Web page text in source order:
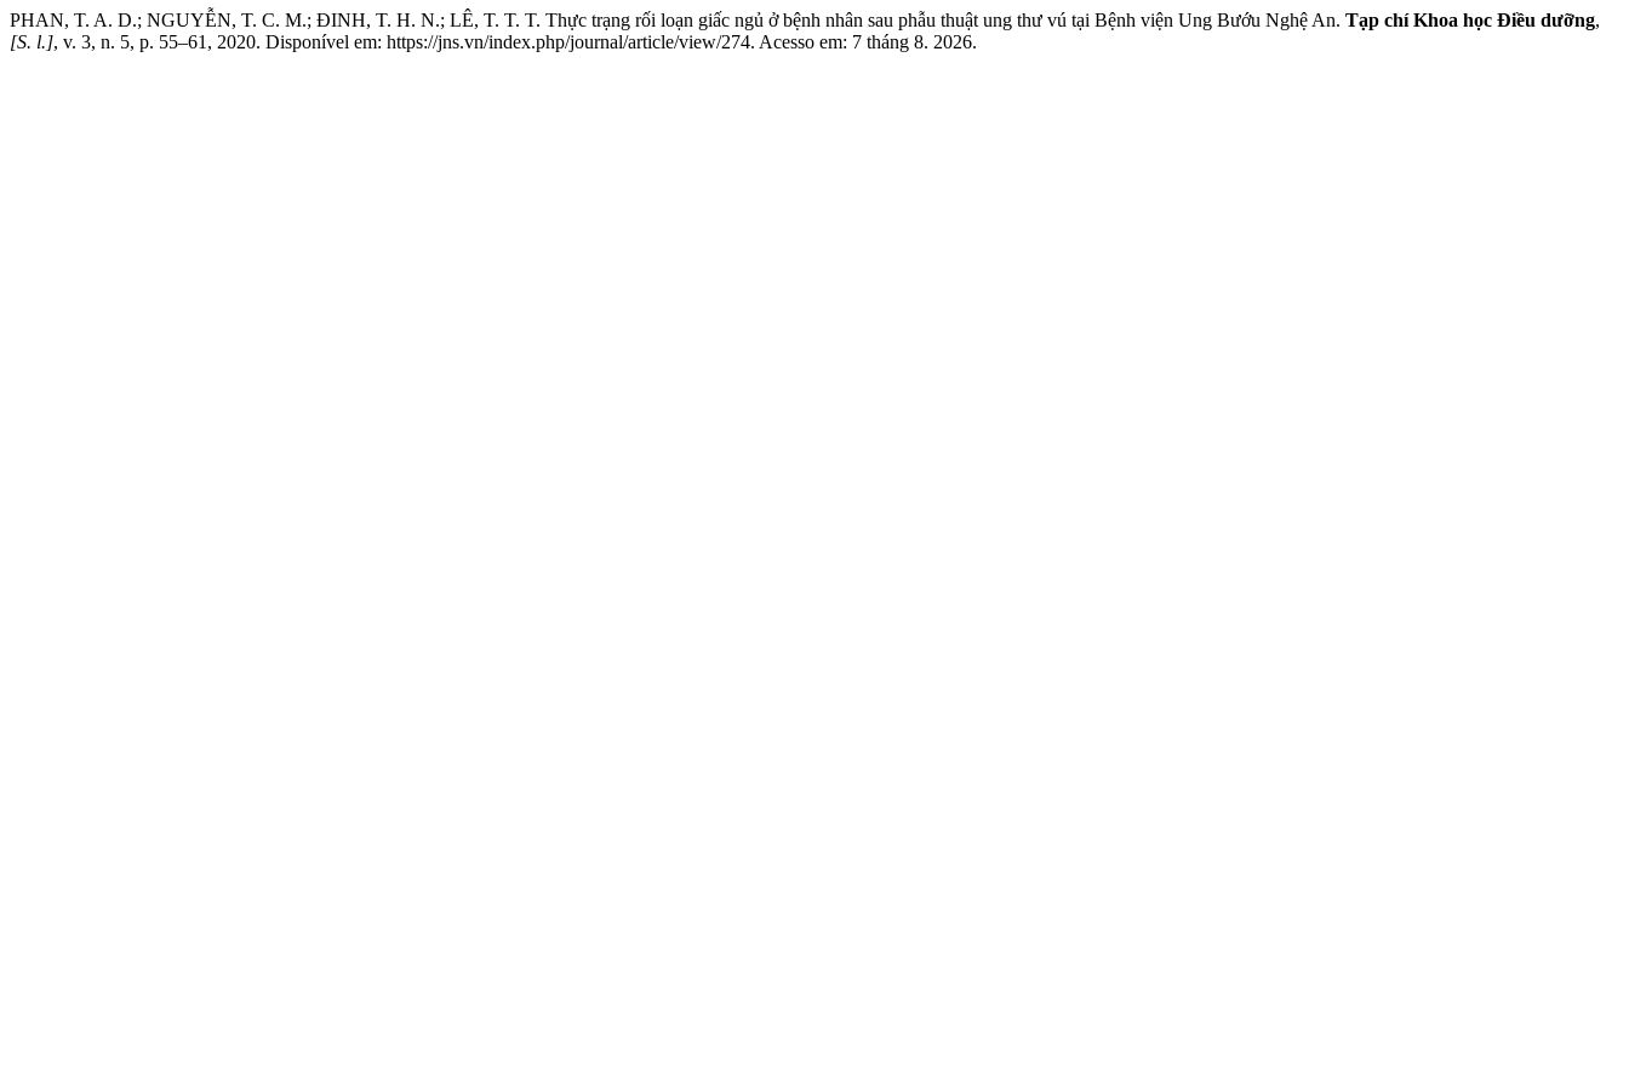
PHAN, T. A. D.; NGUYỄN, T. C. M.; ĐINH, T. H. N.; LÊ, T. T. T. Thực trạng rối loạn giấc ngủ ở bệnh nhân sau phẫu thuật ung thư vú tại Bệnh viện Ung Bướu Nghệ An. Tạp chí Khoa học Điều dưỡng,
[S. l.], v. 3, n. 5, p. 55–61, 2020. Disponível em: https://jns.vn/index.php/journal/article/view/274. Acesso em: 7 tháng 8. 2026.